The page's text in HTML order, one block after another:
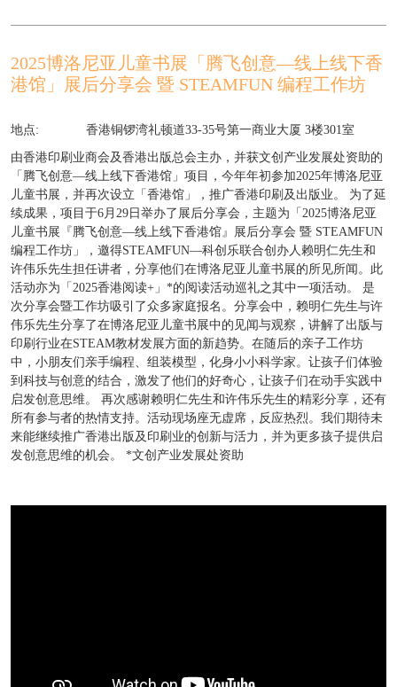
2025博洛尼亚儿童书展「腾飞创意—线上线下香
港馆」展后分享会 暨 STEAMFUN 编程工作坊
地点: 香港铜锣湾礼顿道33-35号第一商业大厦 3楼301室
由香港印刷业商会及香港出版总会主办，并获文创产业发展处资助的
「腾飞创意—线上线下香港馆」项目，今年年初参加2025年博洛尼亚
儿童书展，并再次设立「香港馆」，推广香港印刷及出版业。 为了延
续成果，项目于6月29日举办了展后分享会，主题为「2025博洛尼亚
儿童书展『腾飞创意—线上线下香港馆』展后分享会 暨 STEAMFUN
编程工作坊」，邀得STEAMFUN—科创乐联合创办人赖明仁先生和
许伟乐先生担任讲者，分享他们在博洛尼亚儿童书展的所见所闻。此
活动亦为「2025香港阅读+」*的阅读活动巡礼之其中一项活动。 是
次分享会暨工作坊吸引了众多家庭报名。分享会中，赖明仁先生与许
伟乐先生分享了在博洛尼亚儿童书展中的见闻与观察，讲解了出版与
印刷行业在STEAM教材发展方面的新趋势。在随后的亲子工作坊
中，小朋友们亲手编程、组装模型，化身小小科学家。让孩子们体验
到科技与创意的结合，激发了他们的好奇心，让孩子们在动手实践中
启发创意思维。 再次感谢赖明仁先生和许伟乐先生的精彩分享，还有
所有参与者的热情支持。活动现场座无虚席，反应热烈。我们期待未
来能继续推广香港出版及印刷业的创新与活力，并为更多孩子提供启
发创意思维的机会。 *文创产业发展处资助